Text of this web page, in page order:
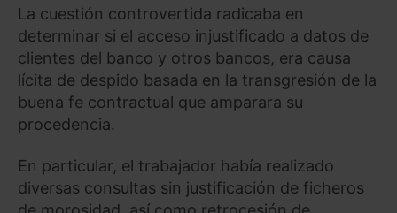
La cuestión controvertida radicaba en
determinar si el acceso injustificado a datos de
clientes del banco y otros bancos, era causa
lícita de despido basada en la transgresión de la
buena fe contractual que amparara su
procedencia.
En particular, el trabajador había realizado
diversas consultas sin justificación de ficheros